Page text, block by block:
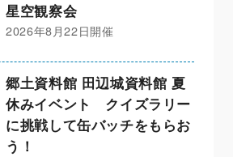
星空観察会
2026年8月22日開催
郷土資料館 田辺城資料館 夏
休みイベント クイズラリー
に挑戦して缶バッチをもらお
う！